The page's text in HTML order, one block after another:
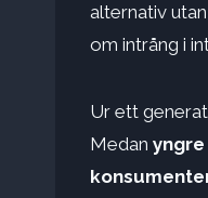
alternativ
om intrång i
Ur ett
Medan